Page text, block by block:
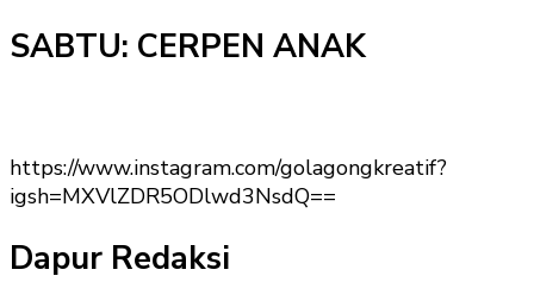
SABTU: CERPEN ANAK
https://www.instagram.com/golagongkreatif?
igsh=MXVlZDR5ODlwd3NsdQ==
Dapur Redaksi